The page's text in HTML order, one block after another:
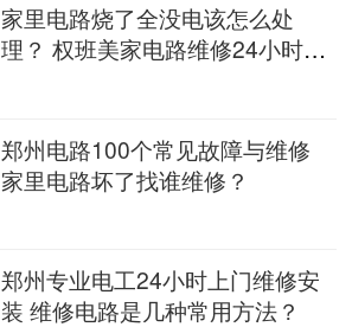
家里电路烧了全没电该怎么处
理？ 权班美家电路维修24小时上
郑州电路100个常见故障与维修
家里电路坏了找谁维修？
郑州专业电工24小时上门维修安
装 维修电路是几种常用方法？